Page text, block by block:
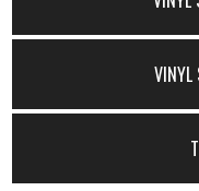
VINYL